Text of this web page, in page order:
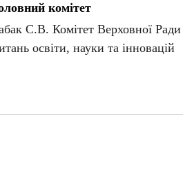
комітет
С.В. Комітет Верховної Ради
освіти, науки та інновацій